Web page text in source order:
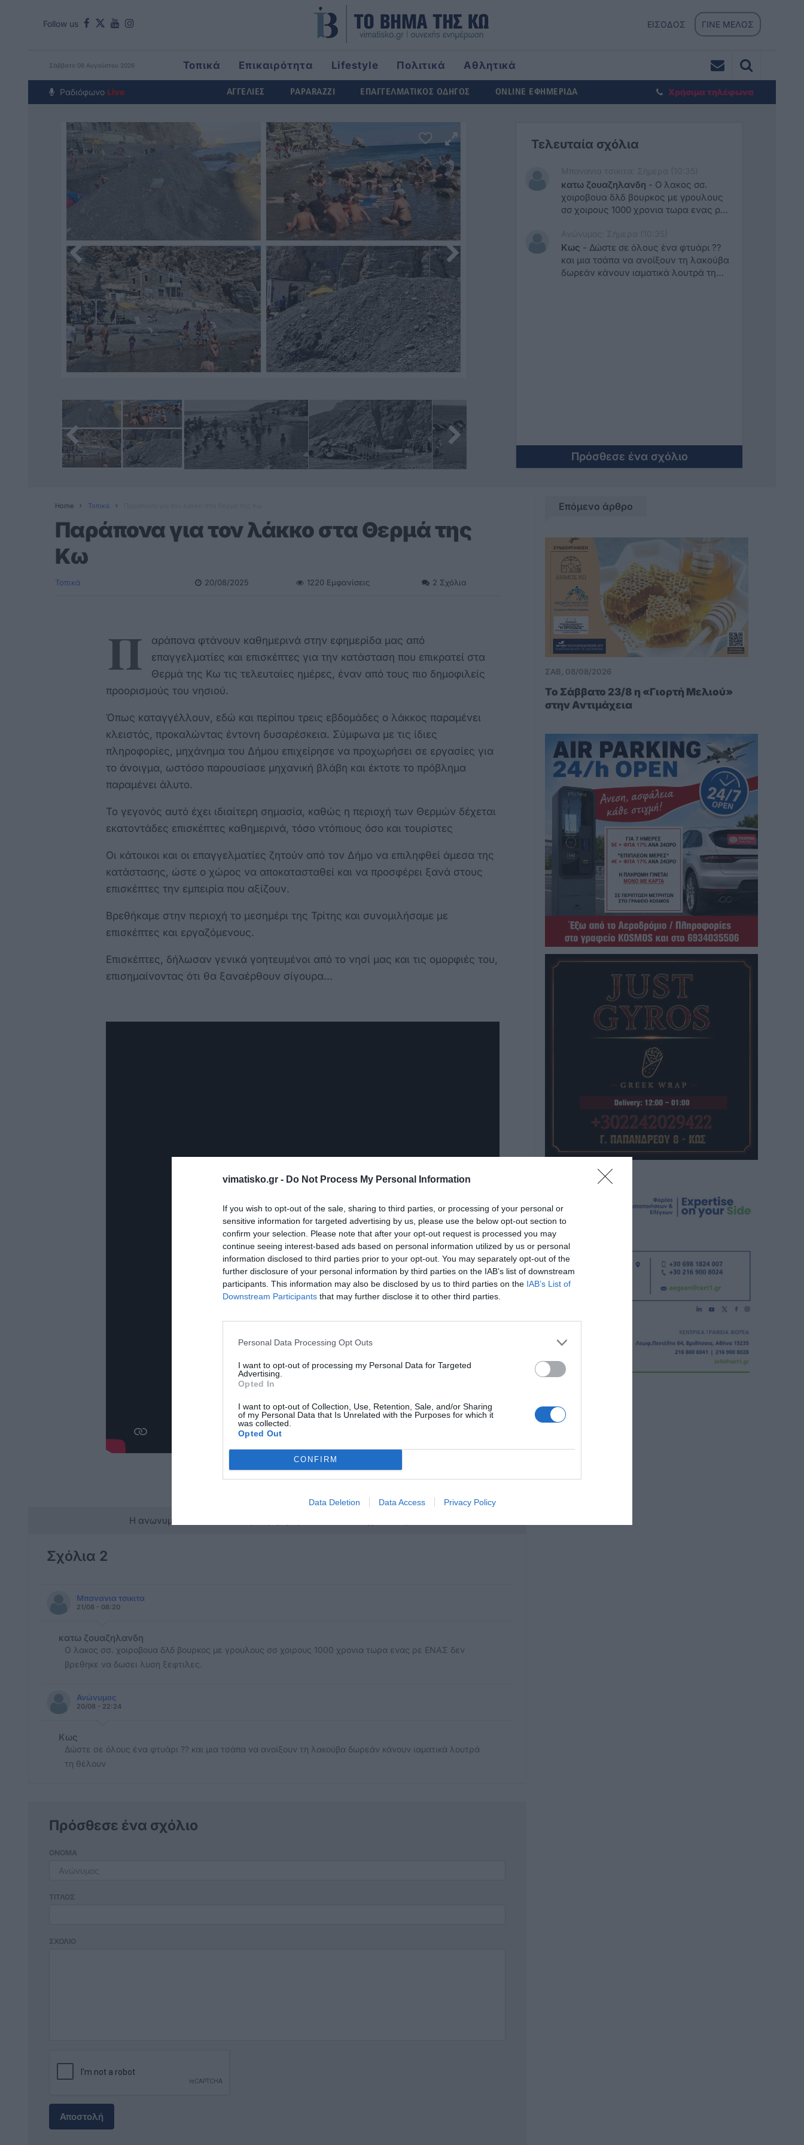
vimatisko.gr - Do Not Process My Personal Information
If you wish to opt-out of the sale, sharing to third parties, or processing of your personal or
sensitive information for targeted advertising by us, please use the below opt-out section to
confirm your selection. Please note that after your opt-out request is processed you may
continue seeing interest-based ads based on personal information utilized by us or personal
information disclosed to third parties prior to your opt-out. You may separately opt-out of the
further disclosure of your personal information by third parties on the IAB’s list of downstream
participants. This information may also be disclosed by us to third parties on the IAB’s List of
Downstream Participants that may further disclose it to other third parties.
Personal Data Processing Opt Outs
I want to opt-out of processing my Personal Data for Targeted
Advertising.
Opted In
I want to opt-out of Collection, Use, Retention, Sale, and/or Sharing
of my Personal Data that Is Unrelated with the Purposes for which it
was collected.
Opted Out
CONFIRM
Data Deletion Data Access Privacy Policy
Follow us ΕΙΣΟΔΟΣ ΓΙΝΕ ΜΕΛΟΣ
Σάββατο 08 Αυγούστου 2026 Τοπικά Επικαιρότητα Lifestyle Πολιτικά
Αθλητικά
Around The World
Ραδιόφωνο Live ΑΓΓΕΛΙΕΣ PAPARAZZI ΕΠΑΓΓΕΛΜΑΤΙΚΟΣ ΟΔΗΓΟΣ ONLINE ΕΦΗΜΕΡΙΔΑ Χρήσιμα τηλέφωνα
Τελευταία σχόλια
κατω ζουαζηλανδη - Ο λακος σσ.
χοιροβουα δλδ βουρκος με γρουλους
σσ χοιρους 1000 χρονια τωρα ενας ρε
Κως - Δώστε σε όλους ένα φτυάρι ??
και μια τσάπα να ανοίξουν τη λακούβα
δωρεάν κάνουν ιαματικά λουτρά τη
Πρόσθεσε ένα σχόλιο
Home Τοπικά
Παράπονα για τον λάκκο στα Θερμά της
Κω
Τοπικά 20/08/2025 1220 Εμφανίσεις 2 Σχόλια
Π
αράπονα φτάνουν καθημερινά στην εφημερίδα μας από
επαγγελματίες και επισκέπτες για την κατάσταση που επικρατεί στα
Θερμά της Κω τις τελευταίες ημέρες, έναν από τους πιο δημοφιλείς
προορισμούς του νησιού.
Όπως καταγγέλλουν, εδώ και περίπου τρεις εβδομάδες ο λάκκος παραμένει
κλειστός, προκαλώντας έντονη δυσαρέσκεια. Σύμφωνα με τις ίδιες
πληροφορίες, μηχάνημα του Δήμου επιχείρησε να προχωρήσει σε εργασίες για
το άνοιγμα, ωστόσο παρουσίασε μηχανική βλάβη και έκτοτε το πρόβλημα
παραμένει άλυτο.
Το γεγονός αυτό έχει ιδιαίτερη σημασία, καθώς η περιοχή των Θερμών δέχεται
εκατοντάδες επισκέπτες καθημερινά, τόσο ντόπιους όσο και τουρίστες
Οι κάτοικοι και οι επαγγελματίες ζητούν από τον Δήμο να επιληφθεί άμεσα της
κατάστασης, ώστε ο χώρος να αποκατασταθεί και να προσφέρει ξανά στους
επισκέπτες την εμπειρία που αξίζουν.
Βρεθήκαμε στην περιοχή το μεσημέρι της Τρίτης και συνομιλήσαμε με
επισκέπτες και εργαζόμενους.
Επισκέπτες, δήλωσαν γενικά γοητευμένοι από το νησί μας και τις ομορφιές του,
επισημαίνοντας ότι θα ξαναέρθουν σίγουρα...
Η ανωνυμία είναι το καλύτερο κρησφύγετο δειλίας και χυδαιότητας!
Σχόλια 2
Μπανανια τσικιτα
21/08 - 08:20
κατω ζουαζηλανδη
Ο λακος σσ. χοιροβουα δλδ βουρκος με γρουλους σσ χοιρους 1000 χρονια τωρα ενας ρε ΕΝΑΣ δεν
βρεθηκε να δωσει λυση ξεφτιλες.
Ανώνυμος
20/08 - 22:24
Κως
Δώστε σε όλους ένα φτυάρι ?? και μια τσάπα να ανοίξουν τη λακούβα δωρεάν κάνουν ιαματικά λουτρά
τη θέλουν
Πρόσθεσε ένα σχόλιο
ΟΝΟΜΑ
ΤΙΤΛΟΣ
ΣΧΟΛΙΟ
Αποστολή
Επόμενο άρθρο
ΣΑΒ, 08/08/2026
Το Σάββατο 23/8 η «Γιορτή Μελιού»
στην Αντιμάχεια